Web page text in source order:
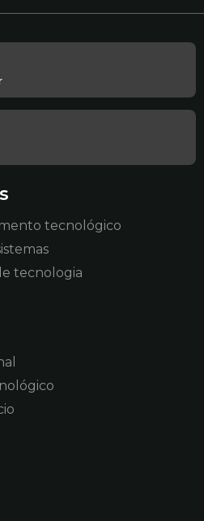
tecnológico
tecnologia